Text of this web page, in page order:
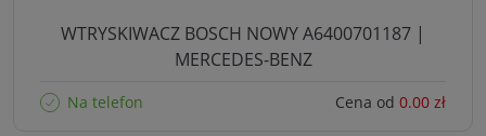
WTRYSKIWACZ BOSCH NOWY A6400701187 |
MERCEDES-BENZ
Na telefon Cena od 0.00 zł